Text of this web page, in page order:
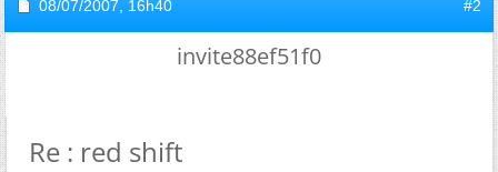
08/07/2007, 16h40 #2
invite88ef51f0
Re : red shift